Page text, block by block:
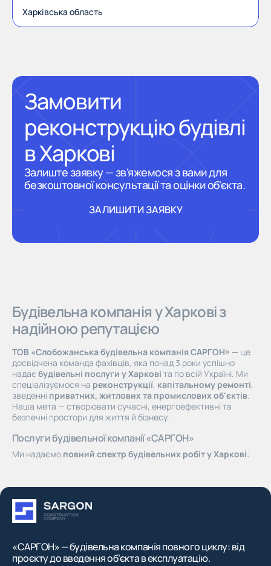
Харківська область
Замовити
реконструкцію будівлі
в Харкові
Залиште заявку — зв’яжемося з вами для
безкоштовної консультації та оцінки об'єкта.
ЗАЛИШИТИ ЗАЯВКУ
Будівельна компанія у Харкові з
надійною репутацією
ТОВ «Слобожанська будівельна компанія САРГОН» — це
досвідчена команда фахівців, яка понад 3 роки успішно
надає будівельні послуги у Харкові та по всій Україні. Ми
спеціалізуємося на реконструкції, капітальному ремонті,
зведенні приватних, житлових та промислових об'єктів.
Наша мета — створювати сучасні, енергоефективні та
безпечні простори для життя й бізнесу.
Послуги будівельної компанії «САРГОН»
Ми надаємо повний спектр будівельних робіт у Харкові:
роботи з металоконструкціями. Завдяки ліцензіям СС2 і
СС3 виконуємо роботи будь-якої складності. Серед наших
клієнтів — муніципальні заклади, комерційні структури та
приватні забудовники.
Чому обирають нас серед будівельних фірм Харкова
78 кваліфікованих спеціалістів: інженери, архітектори,
«САРГОН» — будівельна компанія повного циклу: від
проєкту до введення об’єкта в експлуатацію.